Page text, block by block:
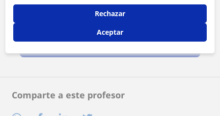
Comparte a este profesor
Al hacer clic, aceptas nuestroaviso legal
Contactar ahora
Rechazar
Aceptar